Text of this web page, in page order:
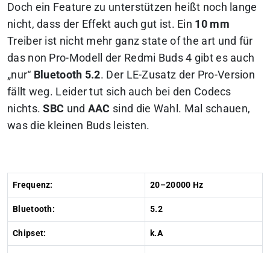
Doch ein Feature zu unterstützen heißt noch lange
nicht, dass der Effekt auch gut ist. Ein 10 mm
Treiber ist nicht mehr ganz state of the art und für
das non Pro-Modell der Redmi Buds 4 gibt es auch
„nur“ Bluetooth 5.2. Der LE-Zusatz der Pro-Version
fällt weg. Leider tut sich auch bei den Codecs
nichts.SBC und AAC sind die Wahl. Mal schauen,
was die kleinen Buds leisten.
Frequenz: 20–20000 Hz
Bluetooth: 5.2
Chipset: k.A